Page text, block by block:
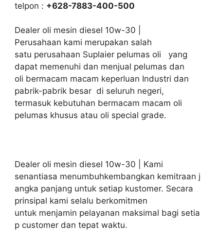
telpon : +628-7883-400-500
Dealer oli mesin diesel 10w-30 |
Perusahaan kami merupakan salah
satu perusahaan Suplaier pelumas oli yang
dapat memenuhi dan menjual pelumas dan
oli bermacam macam keperluan Industri dan
pabrik-pabrik besar di seluruh negeri,
termasuk kebutuhan bermacam macam oli
pelumas khusus atau oli special grade.
Dealer oli mesin diesel 10w-30 | Kami
senantiasa menumbuhkembangkan kemitraan j
angka panjang untuk setiap kustomer. Secara
prinsipal kami selalu berkomitmen
untuk menjamin pelayanan maksimal bagi setia
p customer dan tepat waktu.